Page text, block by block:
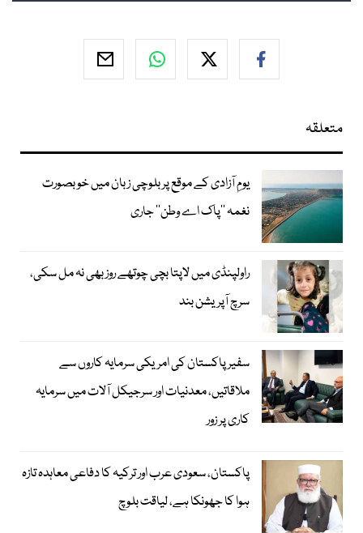
متعلقہ
یومِ آزادی کے موقع پر بلوچی زبان میں خوبصورت
نغمہ ’’پاک اے وطن‘‘ جاری
راولپنڈی میں لاپتا بچی چوتھے روز بھی نہ مل سکی،
سرچ آپریشن بند
سفیر پاکستان کی امریکی سرمایہ کاروں سے
ملاقاتیں، معدنیات اور سرجیکل آلات میں سرمایہ
کاری پر زور
پاکستان، سعودی عرب اور ترکیہ کا دفاعی معاہدہ تازہ
ہوا کا جھونکا ہے، لیاقت بلوچ